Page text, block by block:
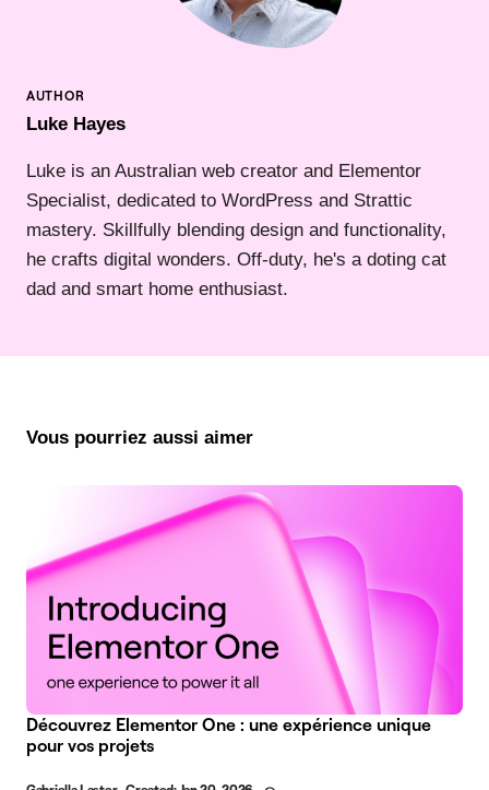
Luke Hayes
Luke is an Australian web creator and Elementor
Specialist, dedicated to WordPress and Strattic
mastery. Skillfully blending design and functionality,
he crafts digital wonders. Off-duty, he's a doting cat
dad and smart home enthusiast.
Vous pourriez aussi aimer
Découvrez Elementor One : une expérience unique
pour vos projets